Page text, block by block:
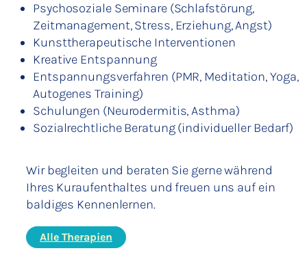
Psychosoziale Seminare (Schlafstörung,
Zeitmanagement, Stress, Erziehung, Angst)
Kunsttherapeutische Interventionen
Kreative Entspannung
Entspannungsverfahren (PMR, Meditation, Yoga,
Autogenes Training)
Schulungen (Neurodermitis, Asthma)
Sozialrechtliche Beratung (individueller Bedarf)
Wir begleiten und beraten Sie gerne während
Ihres Kuraufenthaltes und freuen uns auf ein
baldiges Kennenlernen.
Alle Therapien